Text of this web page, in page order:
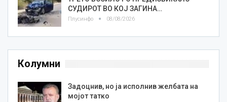
СУДИРОТ ВО КОЈ ЗАГИНА…
Плусинфо 08/08/2026
Колумни
Задоцнив, но ја исполнив желбата на
мојот татко